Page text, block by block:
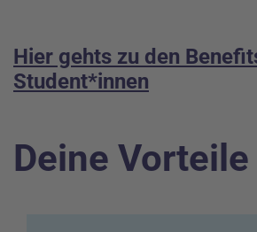
Hier gehts zu den
Student*innen
Deine Vorteile